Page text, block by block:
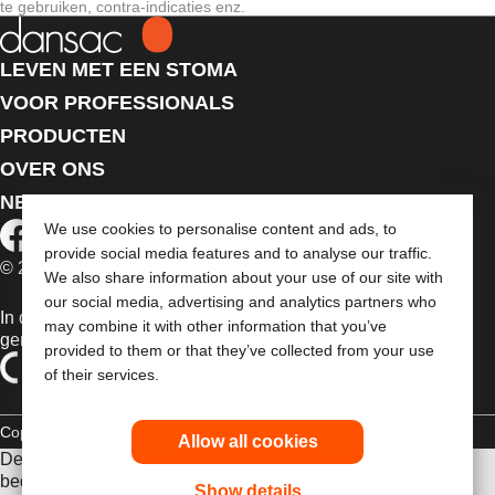
We use cookies to personalise content and ads, to
provide social media features and to analyse our traffic.
We also share information about your use of our site with
our social media, advertising and analytics partners who
may combine it with other information that you’ve
provided to them or that they’ve collected from your use
of their services.
Allow all cookies
Show details
te gebruiken, contra-indicaties enz.
LEVEN MET EEN STOMA
VOOR PROFESSIONALS
PRODUCTEN
OVER ONS
NEEM CONTACT MET ONS OP
© 2026 Dansac A/S. Alle rechten voorbehouden.
In de EU verkochte medische hulpmiddelen dienen
gemarkeerd te zijn met een van de volgende symbolen
Copyrightverklaring Privacybeleid Gebruik van cookies
De verstrekte informatie is geen medisch advies en is niet
bedoeld als vervanging voor het advies van uw eigen arts of